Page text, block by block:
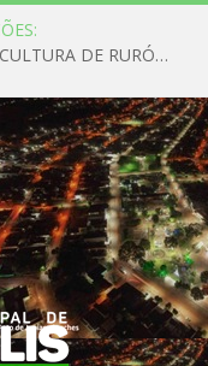
ESCUTA PÚBLICA COM AUTORES DA CULTURA DE RURÓPOLIS